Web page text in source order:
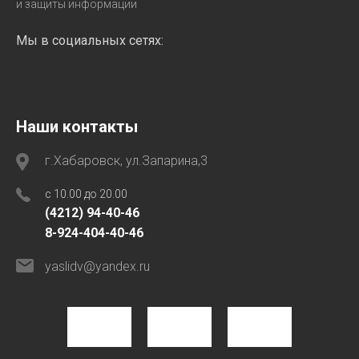
и защиты информации
Мы в социальных сетях:
Наши контакты
г.Хабаровск, ул.Запарина,3
с 10.00 до 20.00
(4212) 94-40-46
8-924-404-40-46
yaslidv@yandex.ru